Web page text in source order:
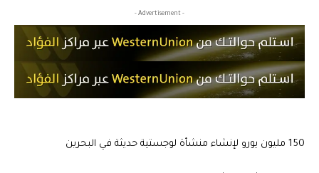
- Advertisement -
150 مليون يورو لإنشاء منشأة لوجستية حديثة في البحرين